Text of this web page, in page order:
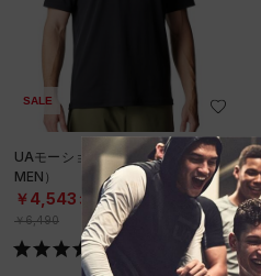
SALE
UAモーション ポロ（トレーニング/
MEN）
￥4,543 30%OFF
￥6,490